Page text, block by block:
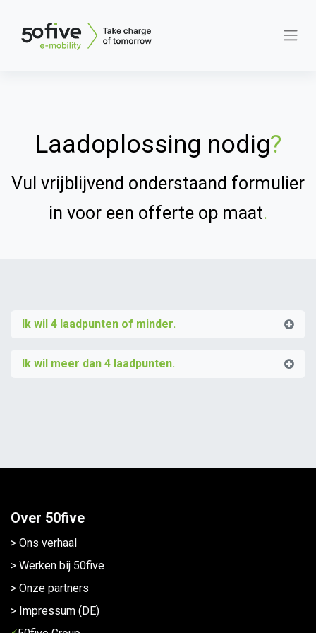
Laadoplossing nodig?
Vul vrijblijvend onderstaand formulier
in voor een offerte op maat.
Ik wil 4 laadpunten of minder.
Ik wil meer dan 4 laadpunten.
Over 50five
> Ons verhaal
> Werken bij 50five
> Onze partners
> Impressum (DE)